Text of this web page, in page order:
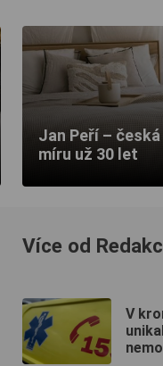
Jan Peří –
míru už 30 let
Více od
V